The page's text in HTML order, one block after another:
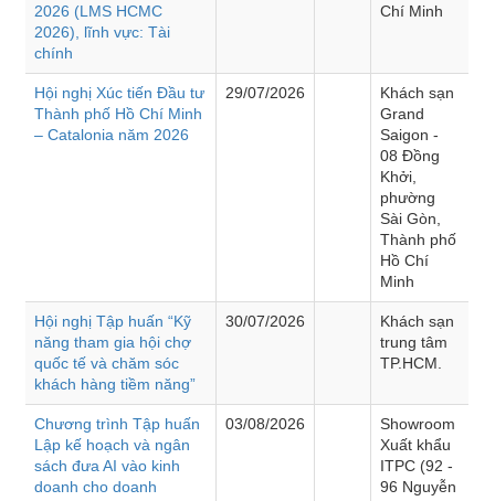
2026 (LMS HCMC
2026), lĩnh vực: Tài
chính
Chí Minh
Hội nghị Xúc tiến Đầu tư
Thành phố Hồ Chí Minh
– Catalonia năm 2026
29/07/2026
Khách sạn
Grand
Saigon -
08 Đồng
Khởi,
phường
Sài Gòn,
Thành phố
Hồ Chí
Minh
Hội nghị Tập huấn “Kỹ
năng tham gia hội chợ
quốc tế và chăm sóc
khách hàng tiềm năng”
30/07/2026
Khách sạn
trung tâm
TP.HCM.
Chương trình Tập huấn
Lập kế hoạch và ngân
sách đưa AI vào kinh
doanh cho doanh
03/08/2026
Showroom
Xuất khẩu
ITPC (92 -
96 Nguyễn